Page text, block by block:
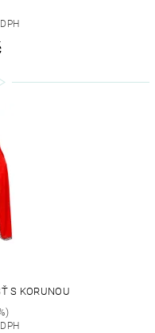
S KORUNOU